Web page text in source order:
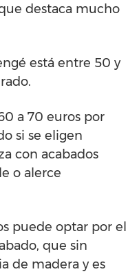
destaca mucho
está entre 50 y
a 70 euros por
si se eligen
con acabados
o alerce
puede optar por el
que sin
de madera y es